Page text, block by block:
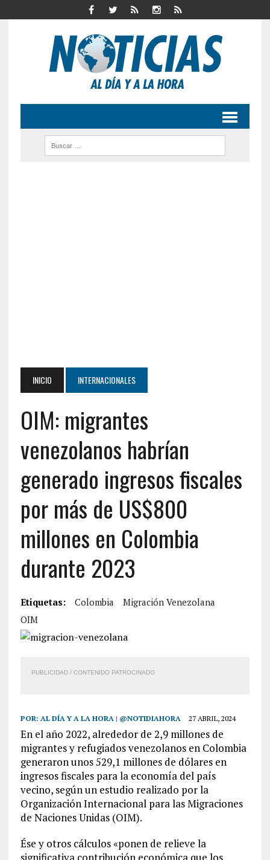
INICIO INTERNACIONALES
OIM: migrantes
venezolanos habrían
generado ingresos fiscales
por más de US$800
millones en Colombia
durante 2023
Etiquetas: Colombia
Migración Venezolana
OIM
PUBLICIDAD / CONTENIDO PATROCINADO
POR: AL DÍA Y A LA HORA | @NOTIDIAHORA 27 ABRIL, 2024
En el año 2022, alrededor de 2,9 millones de
migrantes y refugiados venezolanos en Colombia
generaron unos 529,1 millones de dólares en
ingresos fiscales para la economía del país
vecino, según un estudio realizado por la
Organización Internacional para las Migraciones
de Naciones Unidas (OIM).
Ése y otros cálculos «ponen de relieve la